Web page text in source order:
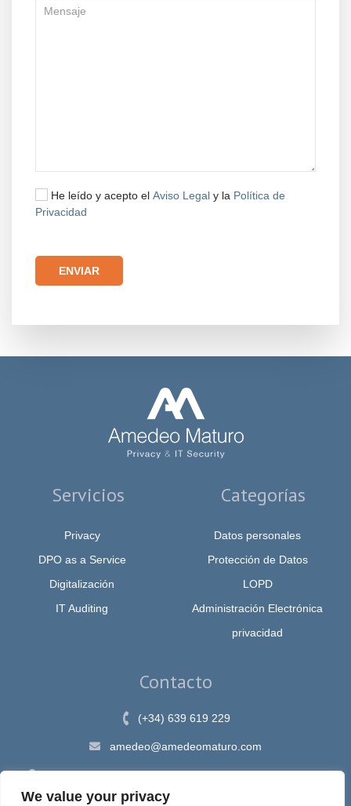
We value your privacy
He leído y acepto el Aviso Legal y la Política de
Privacidad
Servicios
Privacy
DPO as a Service
Digitalización
IT Auditing
Categorías
Datos personales
Protección de Datos
LOPD
Administración Electrónica
privacidad
Contacto
(+34) 639 619 229
amedeo@amedeomaturo.com
Av. Rambla Méndez Núnez, 12, Alicante 03002, España